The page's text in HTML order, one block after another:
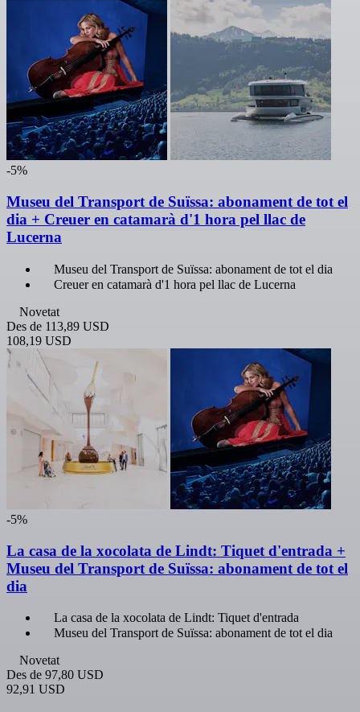
-5%
Museu del Transport de Suïssa: abonament de tot el
dia + Creuer en catamarà d'1 hora pel llac de
Lucerna
Museu del Transport de Suïssa: abonament de tot el dia
Creuer en catamarà d'1 hora pel llac de Lucerna
Novetat
Des de 113,89 USD
108,19 USD
-5%
La casa de la xocolata de Lindt: Tiquet d'entrada +
Museu del Transport de Suïssa: abonament de tot el
dia
La casa de la xocolata de Lindt: Tiquet d'entrada
Museu del Transport de Suïssa: abonament de tot el dia
Novetat
Des de 97,80 USD
92,91 USD